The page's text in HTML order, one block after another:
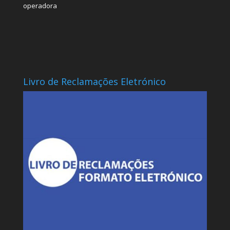
operadora
Livro de Reclamações Eletrónico